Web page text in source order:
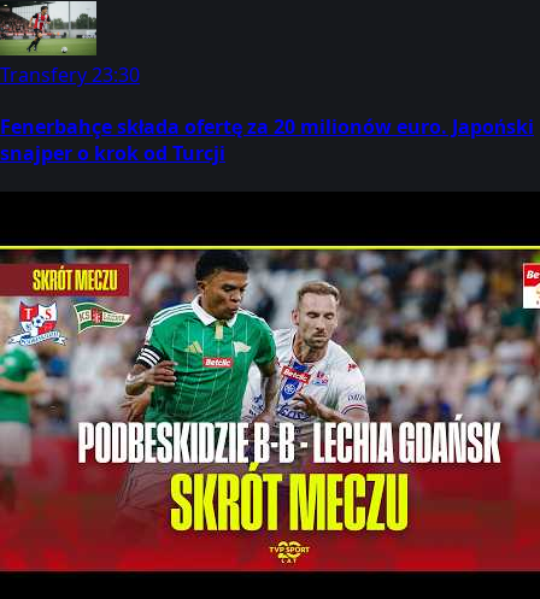
Transfery23:30
Fenerbahçe składa ofertę za 20 milionów euro. Japoński
snajper o krok od Turcji